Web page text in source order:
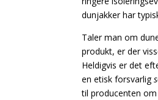
dunjakker har
Taler man om
produkt, er der
Heldigvis er det
en etisk forsvarlig
til producenten